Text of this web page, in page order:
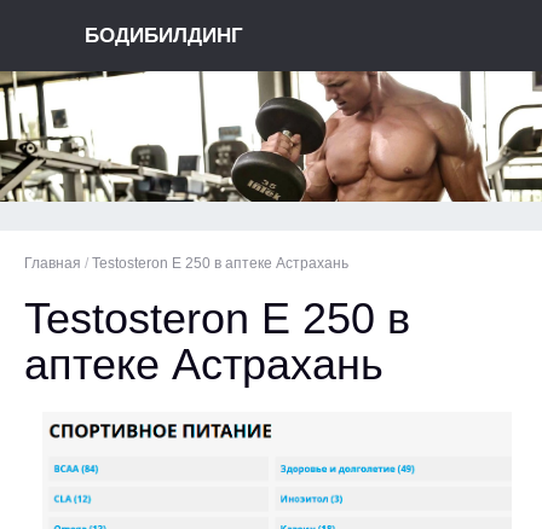
БОДИБИЛДИНГ
Главная / Testosteron E 250 в аптеке Астрахань
Testosteron E 250 в
аптеке Астрахань